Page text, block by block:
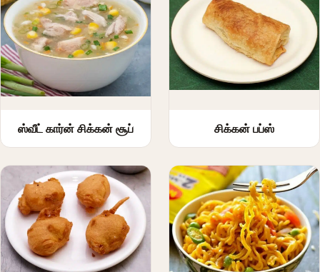
ஸ்வீட் கார்ன் சிக்கன் சூப் சிக்கன் பப்ஸ்